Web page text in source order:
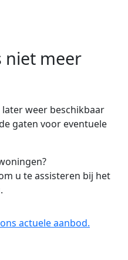
niet meer
later weer beschikbaar
gaten voor eventuele
u te assisteren bij het
actuele aanbod.